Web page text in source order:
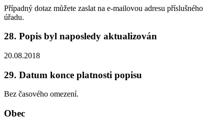
Případný dotaz můžete zaslat na e-mailovou adresu příslušného
úřadu.
28. Popis byl naposledy aktualizován
20.08.2018
29. Datum konce platnosti popisu
Bez časového omezení.
Obec